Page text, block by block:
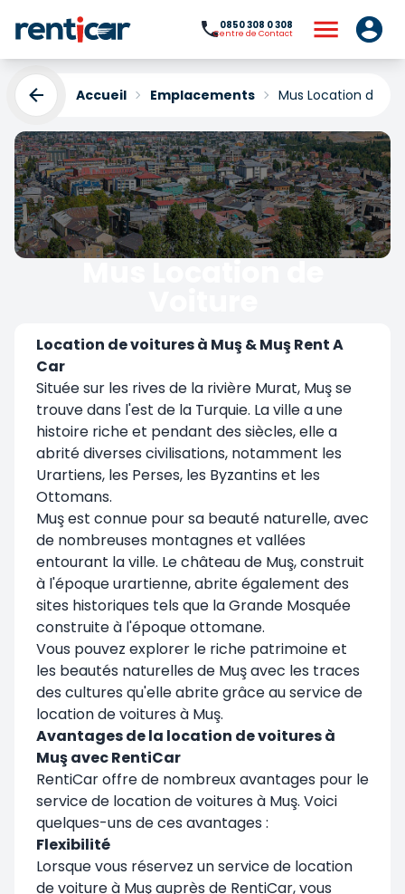
0850 308 0 308
Centre de Contact
Accueil Emplacements Mus Location de
Mus Location de
Location de voitures à Muş & Muş Rent A
Car
Située sur les rives de la rivière Murat, Muş se
trouve dans l'est de la Turquie. La ville a une
histoire riche et pendant des siècles, elle a
abrité diverses civilisations, notamment les
Urartiens, les Perses, les Byzantins et les
Ottomans.
Muş est connue pour sa beauté naturelle, avec
de nombreuses montagnes et vallées
entourant la ville. Le château de Muş, construit
à l'époque urartienne, abrite également des
sites historiques tels que la Grande Mosquée
construite à l'époque ottomane.
Vous pouvez explorer le riche patrimoine et
les beautés naturelles de Muş avec les traces
des cultures qu'elle abrite grâce au service de
location de voitures à Muş.
Avantages de la location de voitures à
Muş avec RentiCar
RentiCar offre de nombreux avantages pour le
service de location de voitures à Muş. Voici
quelques-uns de ces avantages :
Flexibilité
Lorsque vous réservez un service de location
de voiture à Muş auprès de RentiCar, vous